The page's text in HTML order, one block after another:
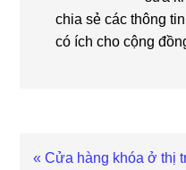
chia sẻ các thông
có ích cho cộng
Bài
« Cửa hàng khóa ở thị